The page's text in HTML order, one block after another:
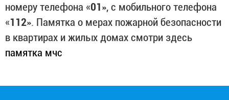
номеру телефона «01», с мобильного телефона
«112». Памятка о мерах пожарной безопасности
в квартирах и жилых домах смотри здесь
памятка мчс